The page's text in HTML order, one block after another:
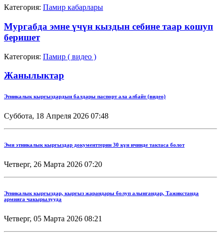
Категория: Памир кабарлары
Мургабда эмне үчүн кыздын себине таар кошуп
беришет
Категория: Памир ( видео )
Жанылыктар
Этникалык кыргыздардын балдары паспорт ала албайт (видео)
Суббота, 18 Апреля 2026 07:48
Эми этникалык кыргыздар документтерин 30 күн ичинде тактаса болот
Четверг, 26 Марта 2026 07:20
Этникалык кыргыздар, кыргыз жарандары болуп алынгандар, Тажикстанда
армияга чакырылууда
Четверг, 05 Марта 2026 08:21